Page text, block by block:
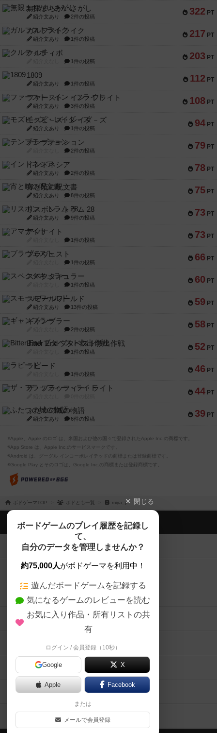
322 PT
無限まちがいさがし
紹介文あり 2件の投稿
217 PT
ガルフストライク
紹介文あり 1件の投稿
203 PT
クルティボ
1件の投稿
112 PT
1809
紹介文あり 1件の投稿
108 PT
ファースト・イン・フライト
紹介文あり 3件の投稿
94 PT
モズビ－ズ・レイダ－ズ
紹介文あり 1件の投稿
79 PT
テンプテーション
2件の投稿
78 PT
インドネシア
紹介文あり 2件の投稿
75 PT
宵と暁の呪文書
紹介文あり 8件の投稿
73 PT
リスボン・トラム 28
紹介文あり 9件の投稿
73 PT
アマナイト
1件の投稿
66 PT
ブラヴェスト
1件の投稿
60 PT
スペクタキュラー
1件の投稿
59 PT
スモールワールド
紹介文あり 13件の投稿
58 PT
ギャンブラー
2件の投稿
52 PT
Bitter End ブタペスト救出作戦
1件の投稿
46 PT
ラピード
1件の投稿
44 PT
ザ・フラッフィー・ライト
39 PT
ふたつの城の物語
紹介文あり 6件の投稿
※Apple、Apple のロゴ は、米国および他の国々で登録されたApple Inc.の商標です。
※App Store は、Apple Inc.のサービスマークです。
※Android は、グーグル インコーポレイテッドの商標または登録商標です。
※Google Play とそのロゴは、Google Inc.の商標または登録商標です。
ボドゲーマTOP ボドとも一覧 miya_ji 閉じる
ボードゲームのプレイ履歴を記録し
て、
自分のデータを管理しませんか？
約75,000人がボドゲーマを利用中！
遊んだボードゲームを記録する
気になるゲームのレビューを読む
お気に入り作品・所有リストの共
有
ログイン / 会員登録（10秒）
Google X
Apple Facebook
または
メールで会員登録
ボドゲーマTOP
ボードゲームを検索する
ボードゲームの新着レビュー
ボードゲーム会情報
メカニクス特集
掲示板・トピックス
ボドとも・会員一覧
ボードゲーム業界コラム
ボドゲーマご利用案内